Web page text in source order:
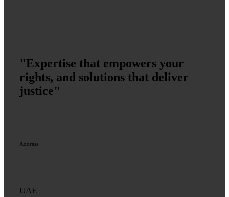
"Expertise that empowers your
rights, and solutions that deliver
justice"
Address
UAE